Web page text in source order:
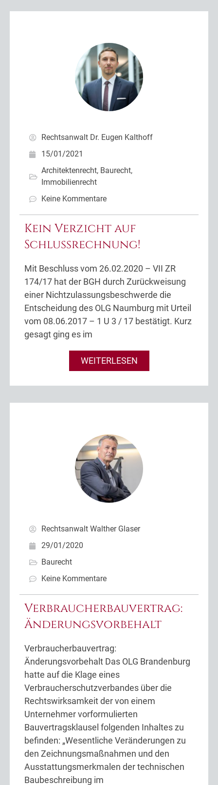
Rechtsanwalt Dr. Eugen Kalthoff
15/01/2021
Architektenrecht, Baurecht,
Immobilienrecht
Keine Kommentare
Kein Verzicht auf
Schlussrechnung!
Mit Beschluss vom 26.02.2020 – VII ZR
174/17 hat der BGH durch Zurückweisung
einer Nichtzulassungsbeschwerde die
Entscheidung des OLG Naumburg mit Urteil
vom 08.06.2017 – 1 U 3 / 17 bestätigt. Kurz
gesagt ging es im
WEITERLESEN
Rechtsanwalt Walther Glaser
29/01/2020
Baurecht
Keine Kommentare
Verbraucherbauvertrag:
Änderungsvorbehalt
Verbraucherbauvertrag:
Änderungsvorbehalt Das OLG Brandenburg
hatte auf die Klage eines
Verbraucherschutzverbandes über die
Rechtswirksamkeit der von einem
Unternehmer vorformulierten
Bauvertragsklausel folgenden Inhaltes zu
befinden: „Wesentliche Veränderungen zu
den Zeichnungsmaßnahmen und den
Ausstattungsmerkmalen der technischen
Baubeschreibung im